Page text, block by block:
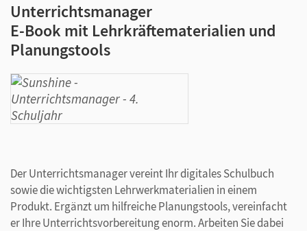
Unterrichtsmanager
E-Book mit Lehrkräftematerialien und
Planungstools
Der Unterrichtsmanager vereint Ihr digitales Schulbuch
sowie die wichtigsten Lehrwerkmaterialien in einem
Produkt. Ergänzt um hilfreiche Planungstools, vereinfacht
er Ihre Unterrichtsvorbereitung enorm. Arbeiten Sie dabei